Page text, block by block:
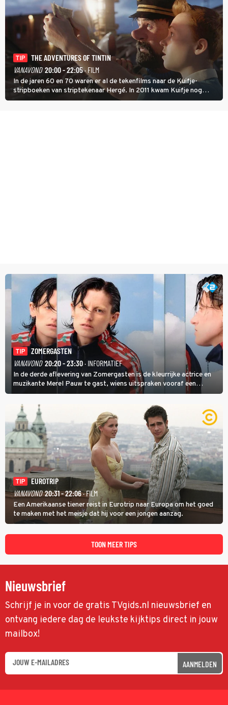
TIP
THE ADVENTURES OF TINTIN
VANAVOND 20:00 - 22:05· FILM
In de jaren 60 en 70 waren er al de tekenfilms naar de Kuifje-
stripboeken van striptekenaar Hergé. In 2011 kwam Kuifje nog
meer tot leven in The Adventures of Tintin van Steven Spielberg.
TIP
ZOMERGASTEN
VANAVOND 20:20 - 23:30· INFORMATIEF
In de derde aflevering van Zomergasten is de kleurrijke actrice en
muzikante Merel Pauw te gast, wiens uitspraken vooraf een
boeiende avond beloven: 'Mijn ideale televisieavond is zoals mijn
identiteit: grenzeloos, absurd en vol angsten'.
TIP
EUROTRIP
VANAVOND 20:31 - 22:06· FILM
Een Amerikaanse tiener reist in Eurotrip naar Europa om het goed
te maken met het meisje dat hij voor een jongen aanzag.
TOON MEER TIPS
Nieuwsbrief
Schrijf je in voor de gratis TVgids.nl nieuwsbrief en
ontvang iedere dag de leukste kijktips direct in jouw
mailbox!
AANMELDEN